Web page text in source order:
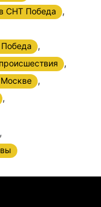
СНТ Победа ,
,
,
Москве ,
,
,